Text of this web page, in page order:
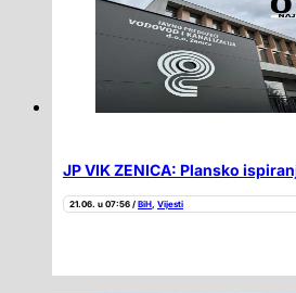
JP VIK ZENICA: Plansko
21.06. u 07:56 / BiH, Vijesti